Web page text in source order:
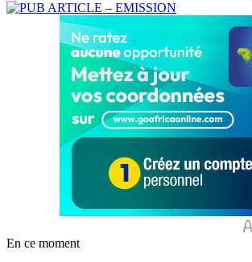
En ce moment